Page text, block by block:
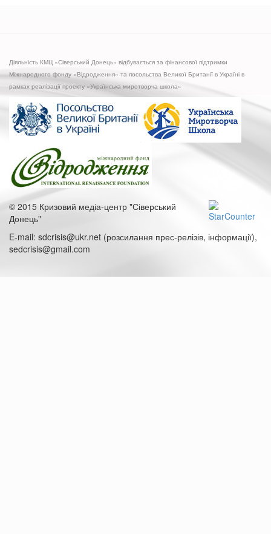
Діяльність КМЦ «Сіверський Донець» відбувається за фінансової підтримки
Міжнародного фонду «Відродження» та посольства Великої Британії в Україні в
рамках реалізації проекту «Українська миротворча школа»
© 2015 Кризовий медіа-центр "Сіверський
Донець"
E-mail: sdcrisis@ukr.net (розсилання прес-релізів, інформації),
sedcrisis@gmail.com